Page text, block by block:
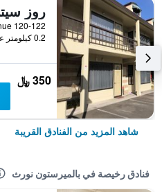
0.2 كيلومتر عن وسط المدينة
350 ﷼
شاهد المزيد من الفنادق القريبة
فنادق رخيصة في بالميرستون نورث